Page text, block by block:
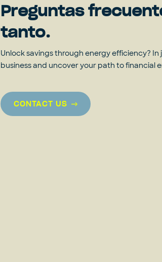
Preguntas
tanto.
Unlock savings through energy efficiency?
business and uncover your path to financial
CONTACT US